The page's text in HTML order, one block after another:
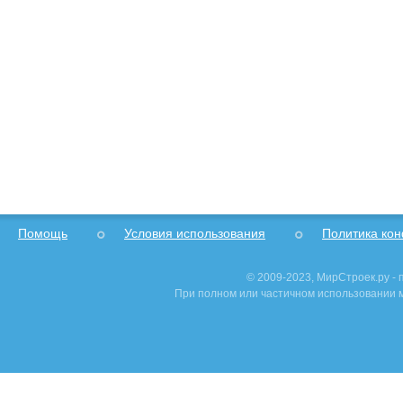
Помощь Условия использования Политика
© 2009-2023, МирСтроек.ру -
При полном или частичном использовании